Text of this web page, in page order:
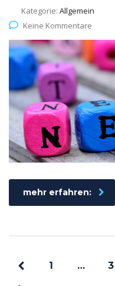
Kategorie: Allgemein
Keine Kommentare
mehr erfahren:
1 … 3